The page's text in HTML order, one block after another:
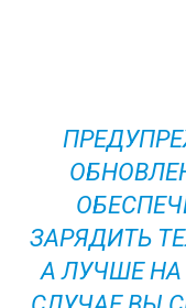
ЗАРЯДИТЬ
А ЛУЧШЕ НА